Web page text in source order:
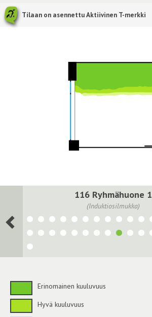
Tilaan on asennettu Aktiivinen T-merkki
116 Ryhmähuone 1
(Induktiosilmukka)
Erinomainen kuuluvuus
Hyvä kuuluvuus